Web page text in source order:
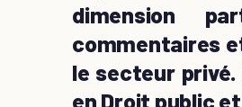
dimension
commentaires
le secteur
en Droit public et